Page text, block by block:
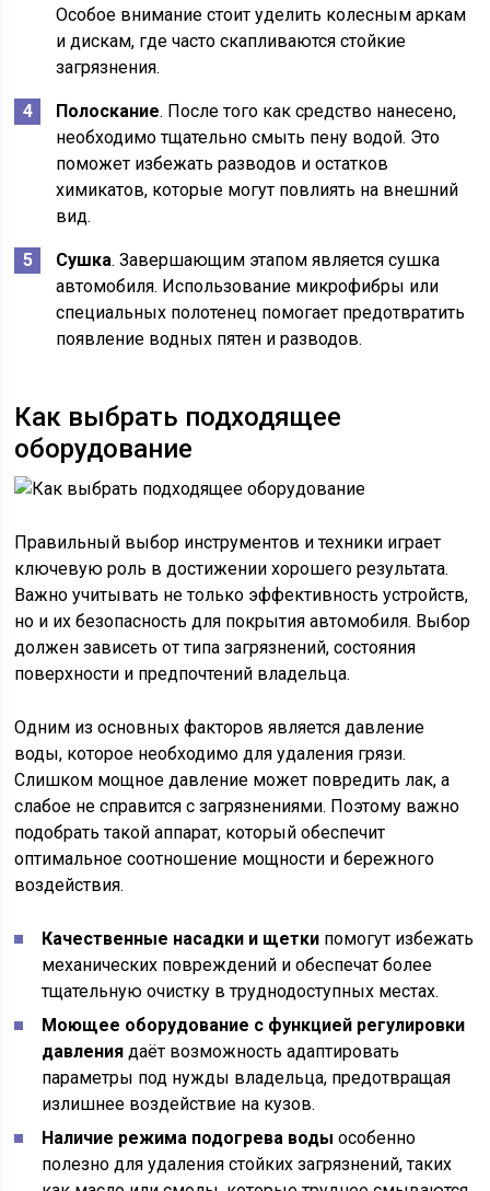
Особое внимание стоит уделить колесным аркам
и дискам, где часто скапливаются стойкие
загрязнения.
Полоскание. После того как средство нанесено,
необходимо тщательно смыть пену водой. Это
поможет избежать разводов и остатков
химикатов, которые могут повлиять на внешний
вид.
Сушка. Завершающим этапом является сушка
автомобиля. Использование микрофибры или
специальных полотенец помогает предотвратить
появление водных пятен и разводов.
Как выбрать подходящее
оборудование
Правильный выбор инструментов и техники играет
ключевую роль в достижении хорошего результата.
Важно учитывать не только эффективность устройств,
но и их безопасность для покрытия автомобиля. Выбор
должен зависеть от типа загрязнений, состояния
поверхности и предпочтений владельца.
Одним из основных факторов является давление
воды, которое необходимо для удаления грязи.
Слишком мощное давление может повредить лак, а
слабое не справится с загрязнениями. Поэтому важно
подобрать такой аппарат, который обеспечит
оптимальное соотношение мощности и бережного
воздействия.
Качественные насадки и щетки помогут избежать
механических повреждений и обеспечат более
тщательную очистку в труднодоступных местах.
Моющее оборудование с функцией регулировки
давления даёт возможность адаптировать
параметры под нужды владельца, предотвращая
излишнее воздействие на кузов.
Наличие режима подогрева воды особенно
полезно для удаления стойких загрязнений, таких